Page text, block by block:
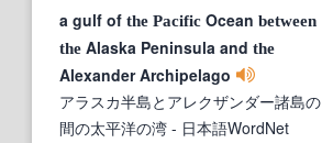
a gulf of the Pacific Ocean between
the Alaska Peninsula and the
Alexander Archipelago
アラスカ半島とアレクザンダー諸島の
間の太平洋の湾 - 日本語WordNet